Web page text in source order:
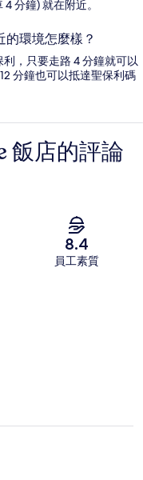
分鐘) 就在附近。
環境怎麼樣？
，只要走路 4 分鐘就可以
分鐘也可以抵達聖保利碼
飯店的評論
8.4
員工素質